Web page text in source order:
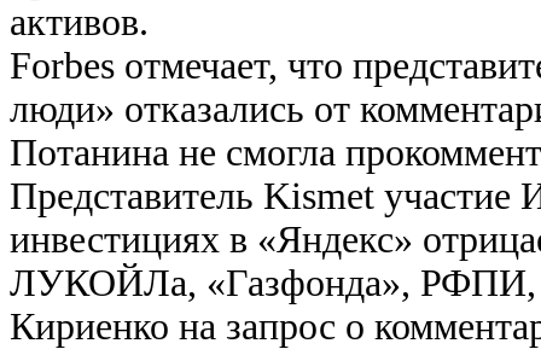
активов.
Forbes отмечает, что
люди» отказались от
Потанина не смогла
Представитель Kismet участие
инвестициях в «Яндекс»
ЛУКОЙЛа, «Газфонда», РФПИ,
Кириенко на запрос о